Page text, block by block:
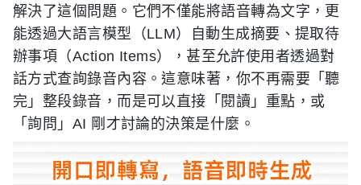
解決了這個問題。它們不僅能將語音轉為文字，更
能透過大語言模型（LLM）自動生成摘要、提取待
辦事項（Action Items），甚至允許使用者透過對
話方式查詢錄音內容。這意味著，你不再需要「聽
完」整段錄音，而是可以直接「閱讀」重點，或
「詢問」AI 剛才討論的決策是什麼。